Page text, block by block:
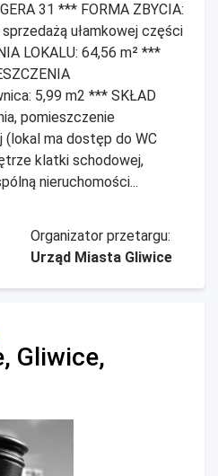
31 *** FORMA ZBYCIA:
ułamkowej części
LOKALU: 64,56 m² ***
5,99 m2 *** SKŁAD
pomieszczenie
ma dostęp do WC
klatki schodowej,
nieruchomości...
Organizator przetargu:
Urząd Miasta Gliwice
Gliwice,